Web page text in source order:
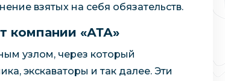
взятых на себя обязательств.
компании «АТА»
узлом, через который
экскаваторы и так далее. Эти